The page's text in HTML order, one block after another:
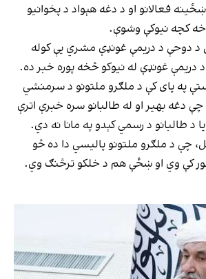
فعالانو او د دغه هېواد د پخوانیو
کچه نیوکې وشوې.
د دوحې د دریمې غونډې مشري یې کوله
غونډې له نیوکو څخه پوره خبر ده.
په پای کې د ملګرو ملتونو د سرمنشي
چې دغه بهیر او له طالبانو سره خبرې اترې
د طالبانو د رسمي کېدو په مانا نه دي.
چې د ملګرو ملتونو پالیسي دا ده څو
کې وي او ښځې هم د خلکو ترڅنګ وي.